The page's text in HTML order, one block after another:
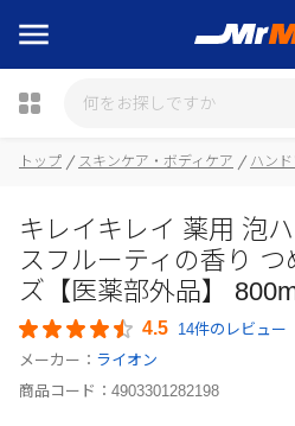
瓶詰
トップ スキンケア・ボディケア ハン
キレイキレイ 薬用 泡
スフルーティの香り
ズ【医薬部外品】
4.5 14件のレビュー
メーカー： ライオン
商品コード： 4903301282198